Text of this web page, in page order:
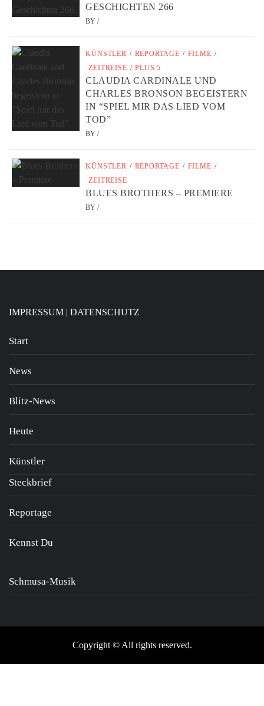
GESCHICHTEN 266
BY /
KÜNSTLER / REPORTAGE / FILME /
ZEITREISE / PLUS 5
CLAUDIA CARDINALE UND
CHARLES BRONSON BEGEISTERN
IN “SPIEL MIR DAS LIED VOM
TOD”
BY /
KÜNSTLER / REPORTAGE / FILME /
ZEITREISE
BLUES BROTHERS – PREMIERE
BY /
IMPRESSUM | DATENSCHUTZ
Start
News
Blitz-News
Heute
Künstler
Steckbrief
Reportage
Kennst Du
Schmusa-Musik
Copyright © All rights reserved.